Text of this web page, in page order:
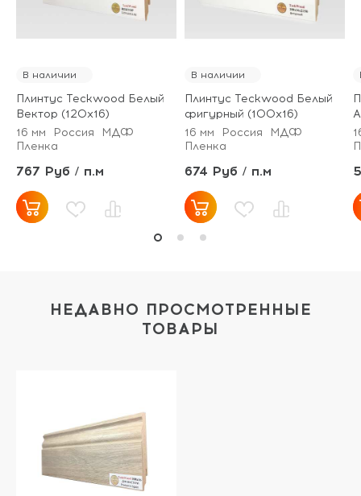
В наличии
Плинтус Teckwood Белый
Вектор (120х16)
16 мм
Россия
МДФ
Пленка
767 Руб / п.м
В наличии
Плинтус Teckwood Белый
фигурный (100х16)
16 мм
Россия
МДФ
Пленка
674 Руб / п.м
НЕДАВНО ПРОСМОТРЕННЫЕ
ТОВАРЫ